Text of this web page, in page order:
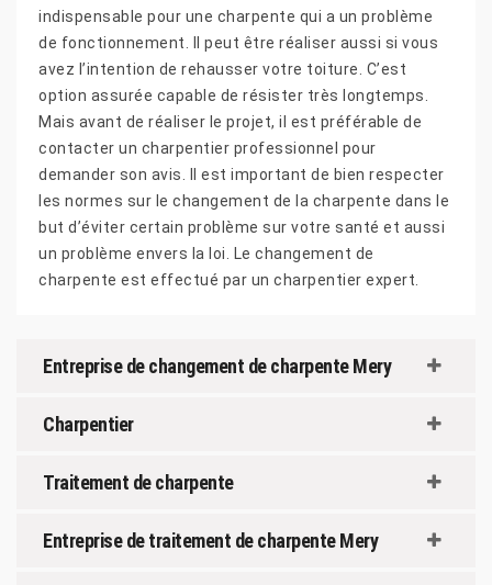
indispensable pour une charpente qui a un problème
de fonctionnement. Il peut être réaliser aussi si vous
avez l’intention de rehausser votre toiture. C’est
option assurée capable de résister très longtemps.
Mais avant de réaliser le projet, il est préférable de
contacter un charpentier professionnel pour
demander son avis. Il est important de bien respecter
les normes sur le changement de la charpente dans le
but d’éviter certain problème sur votre santé et aussi
un problème envers la loi. Le changement de
charpente est effectué par un charpentier expert.
Entreprise de changement de charpente Mery
Charpentier
Traitement de charpente
Entreprise de traitement de charpente Mery